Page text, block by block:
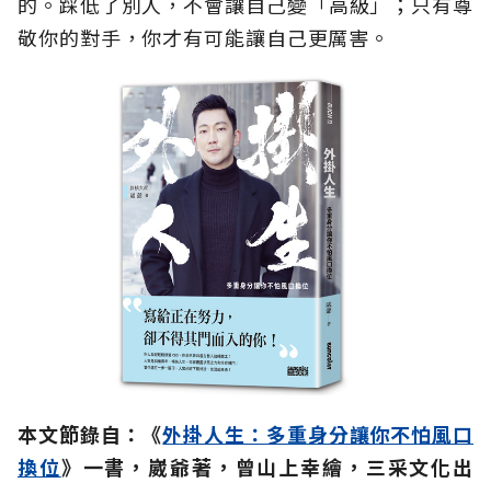
敬你的對手，你才有可能讓自己更厲害。
本文節錄自：《外掛人生：多重身分讓你不怕風口
換位》一書，崴爺著，曾山上幸繪，三采文化出